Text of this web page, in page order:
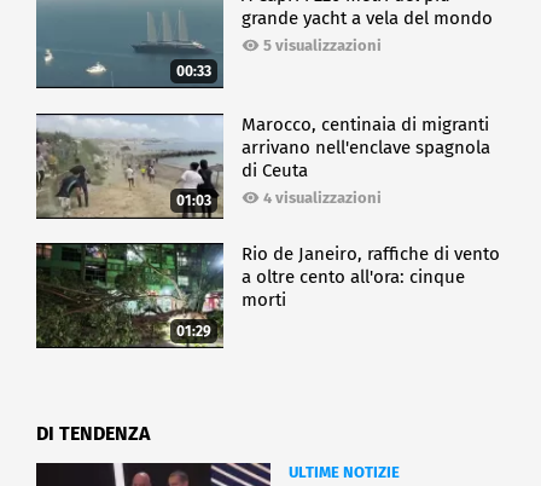
00:33
grande yacht a vela del mondo
5 visualizzazioni
01:03
Marocco, centinaia di migranti
arrivano nell'enclave spagnola
di Ceuta
4 visualizzazioni
01:29
Rio de Janeiro, raffiche di vento
a oltre cento all'ora: cinque
morti
DI TENDENZA
ULTIME NOTIZIE